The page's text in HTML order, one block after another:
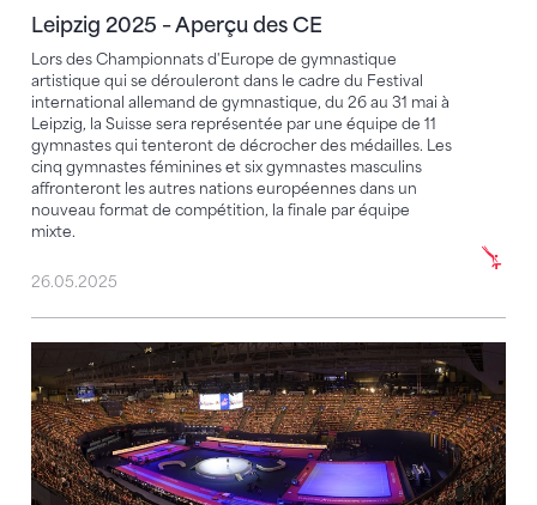
Leipzig 2025 – Aperçu des CE
Lors des Championnats d'Europe de gymnastique
artistique qui se dérouleront dans le cadre du Festival
international allemand de gymnastique, du 26 au 31 mai à
Leipzig, la Suisse sera représentée par une équipe de 11
gymnastes qui tenteront de décrocher des médailles. Les
cinq gymnastes féminines et six gymnastes masculins
affronteront les autres nations européennes dans un
nouveau format de compétition, la finale par équipe
mixte.
26.05.2025
Notre équipe pour les CE à Leipzig